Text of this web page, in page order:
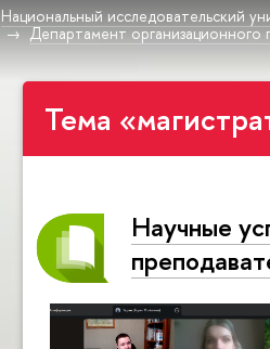
Национальный исследовательский
Департамент организационного
Тема
Научные